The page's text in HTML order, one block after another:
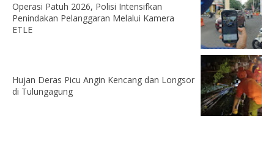
Operasi Patuh 2026, Polisi Intensifkan
Penindakan Pelanggaran Melalui Kamera
ETLE
Hujan Deras Picu Angin Kencang dan Longsor
di Tulungagung